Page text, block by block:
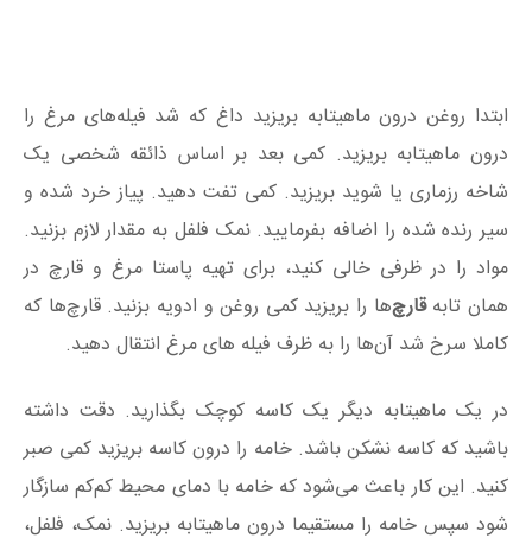
ابتدا روغن درون ماهیتابه بریزید داغ که شد فیله‌های مرغ را
درون ماهیتابه بریزید. کمی بعد بر اساس ذائقه شخصی یک
شاخه رزماری یا شوید بریزید. کمی تفت دهید. پیاز خرد شده و
سیر رنده شده را اضافه بفرمایید. نمک فلفل به مقدار لازم بزنید.
مواد را در ظرفی خالی کنید، برای تهیه پاستا مرغ و قارچ در
همان تابهقارچ‌ها را بریزید کمی روغن و ادویه بزنید. قارچ‌ها که
کاملا سرخ شد آن‌ها را به ظرف فیله های مرغ انتقال دهید.
در یک ماهیتابه دیگر یک کاسه کوچک بگذارید. دقت داشته
باشید که کاسه نشکن باشد. خامه را درون کاسه بریزید کمی صبر
کنید. این کار باعث می‌شود که خامه با دمای محیط کم‌کم سازگار
شود سپس خامه را مستقیما درون ماهیتابه بریزید. نمک، فلفل،